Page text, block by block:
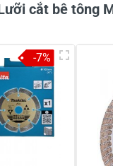
cắt bê tông
-7%